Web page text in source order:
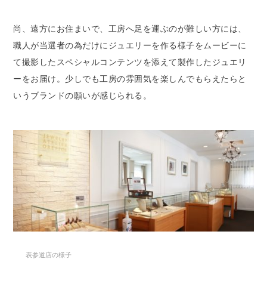
尚、遠方にお住まいで、工房へ足を運ぶのが難しい方には、
職人が当選者の為だけにジュエリーを作る様子をムービーに
て撮影したスペシャルコンテンツを添えて製作したジュエリ
ーをお届け。少しでも工房の雰囲気を楽しんでもらえたらと
いうブランドの願いが感じられる。
表参道店の様子